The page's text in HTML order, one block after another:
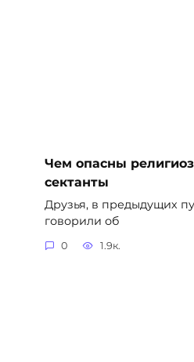
Чем опасны
сектанты
Друзья, в предыдущих
говорили об
0 1.9к.